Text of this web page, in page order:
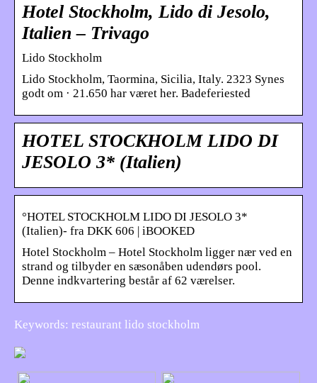
Hotel Stockholm, Lido di Jesolo,
Italien – Trivago
Lido Stockholm
Lido Stockholm, Taormina, Sicilia, Italy. 2323 Synes
godt om · 21.650 har været her. Badeferiested
HOTEL STOCKHOLM LIDO DI
JESOLO 3* (Italien)
°HOTEL STOCKHOLM LIDO DI JESOLO 3*
(Italien)- fra DKK 606 | iBOOKED
Hotel Stockholm – Hotel Stockholm ligger nær ved en
strand og tilbyder en sæsonåben udendørs pool.
Denne indkvartering består af 62 værelser.
Keywords: restaurant lido stockholm